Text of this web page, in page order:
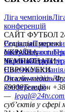
Ліга чемпіонів
конференцій
САЙТ ФУТБОЛ
РедакціяПрогнози
сайтуКонтакти
політика
Соціальні мережі
facebookxyoutube
УКРАЇНА
УкраїнаПерша
ЧЕМПІОНАТИ
НімеччинаІспанія
ЄВРОКУБКИ
Ліга чемпіонів
конференцій
Онлайн-медіа
79008Телефон
—
суб’єктів у